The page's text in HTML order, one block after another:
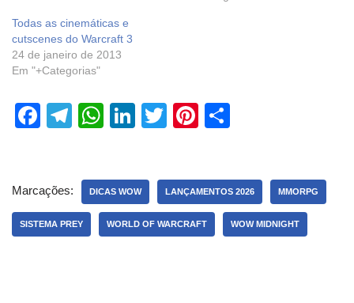
Todas as cinemáticas e
cutscenes do Warcraft 3
24 de janeiro de 2013
Em "+Categorias"
F
e
b
o
T
gr
a
m
W
s
A
p
Li
e
dI
n
T
er
Pi
e
st
e
Marcações: DICAS WOW LANÇAMENTOS 2026 MMORPG
SISTEMA PREY WORLD OF WARCRAFT WOW MIDNIGHT